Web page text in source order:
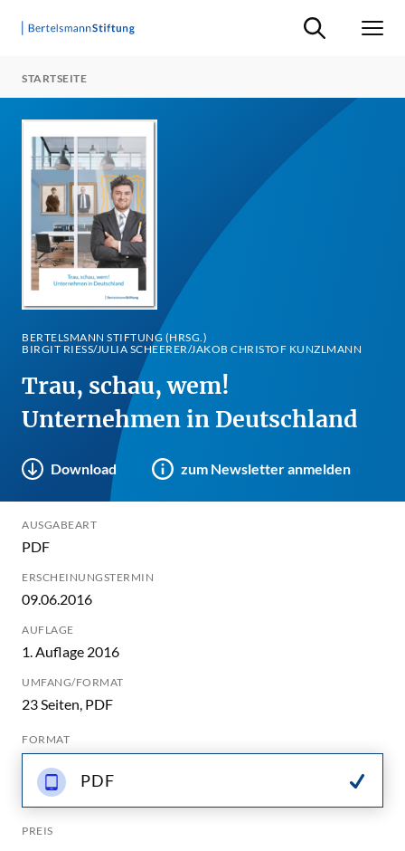
Suche ein-/
STARTSEITE
BERTELSMANN STIFTUNG (HRSG.)
BIRGIT RIESS/JULIA SCHEERER/JAKOB CHRISTOF KUNZLMANN
Trau, schau, wem!
Unternehmen in Deutschland
Download zum Newsletter anmelden
AUSGABEART
PDF
ERSCHEINUNGSTERMIN
09.06.2016
AUFLAGE
1. Auflage 2016
UMFANG/FORMAT
23 Seiten, PDF
FORMAT
PDF
PREIS